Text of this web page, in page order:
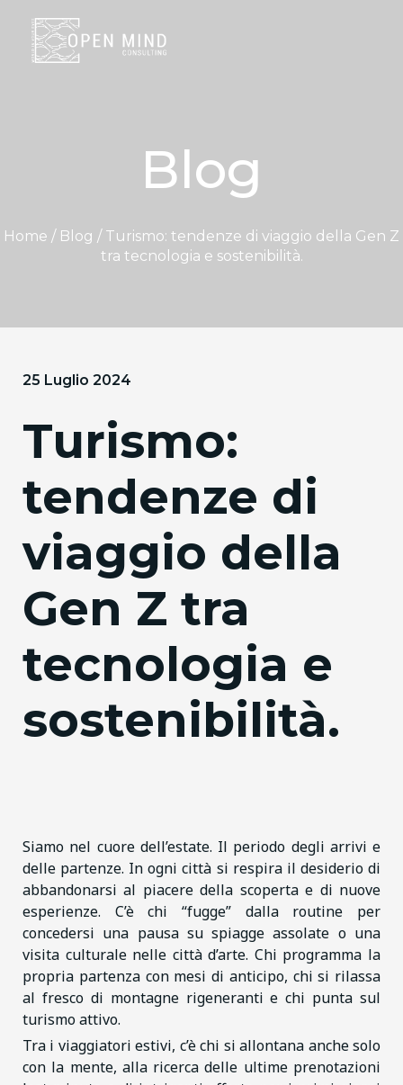
Blog
Home / Blog / Turismo: tendenze di viaggio della Gen Z
tra tecnologia e sostenibilità.
25 Luglio 2024
Turismo:
tendenze di
viaggio della
Gen Z tra
tecnologia e
sostenibilità.
Siamo nel cuore dell’estate. Il periodo degli arrivi e
delle partenze. In ogni città si respira il desiderio di
abbandonarsi al piacere della scoperta e di nuove
esperienze. C’è chi “fugge” dalla routine per
concedersi una pausa su spiagge assolate o una
visita culturale nelle città d’arte. Chi programma la
propria partenza con mesi di anticipo, chi si rilassa
al fresco di montagne rigeneranti e chi punta sul
turismo attivo.
Tra i viaggiatori estivi, c’è chi si allontana anche solo
con la mente, alla ricerca delle ultime prenotazioni